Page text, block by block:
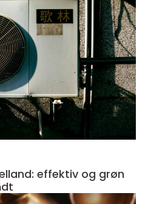
effektiv og grøn